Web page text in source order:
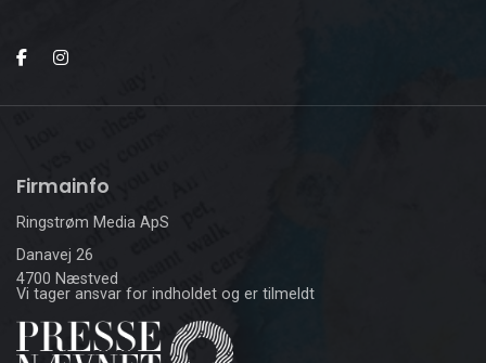
Firmainfo
Ringstrøm Media ApS
Danavej 26
4700 Næstved
Vi tager ansvar for indholdet og er tilmeldt